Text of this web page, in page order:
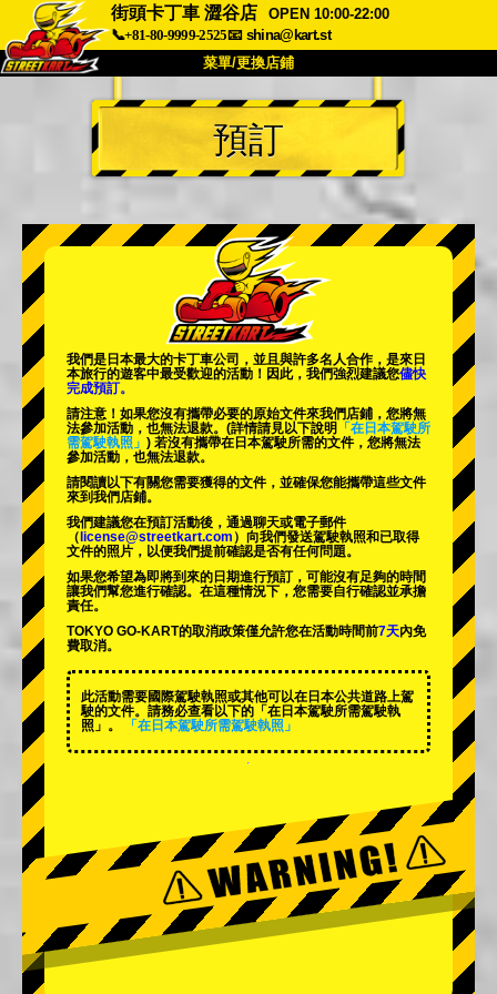
街頭卡丁車 澀谷店
OPEN 10:00-22:00
📞+81-80-9999-2525📧 shina@kart.st
菜單/更換店鋪
首頁
關於我們 規格 價格
公司 預訂
更換店鋪
東京 秋葉原 #2
東京 澀谷分店 東京灣
東京 淺草 大阪
沖繩
預訂
我們是日本最大的卡丁車公司，並且與許多名人合作，是來日
本旅行的遊客中最受歡迎的活動 ！因此，我們強烈建議您儘快
完成預訂。
請注意！如果您沒有攜帶必要的原始文件來我們店鋪，您將無
法參加活動，也無法退款。 (詳情請見以下說明
「在日本駕駛所
需駕駛執照」 ) 若沒有攜帶在日本駕駛所需的文件，您將無法
參加活動，也無法退款。
請閱讀以下有關您需要獲得的文件，並確保您能攜帶這些文件
來到我們店鋪。
我們建議您在預訂活動後，通過聊天或電子郵件
（ license@streetkart.com ）向我們發送駕駛執照和已取得
文件的照片，以便我們提前確認是否有任何問題。
如果您希望為即將到來的日期進行預訂，可能沒有足夠的時間
讓我們幫您進行確認。在這種情況下，您需要自行確認並承擔
責任。
TOKYO GO-KART的取消政策僅允許您在活動時間前7天內免
費取消。
此活動需要國際駕駛執照或其他可以在日本公共道路上駕
駛的文件。請務必查看以下的「在日本駕駛所需駕駛執
照」。
「在日本駕駛所需駕駛執照」